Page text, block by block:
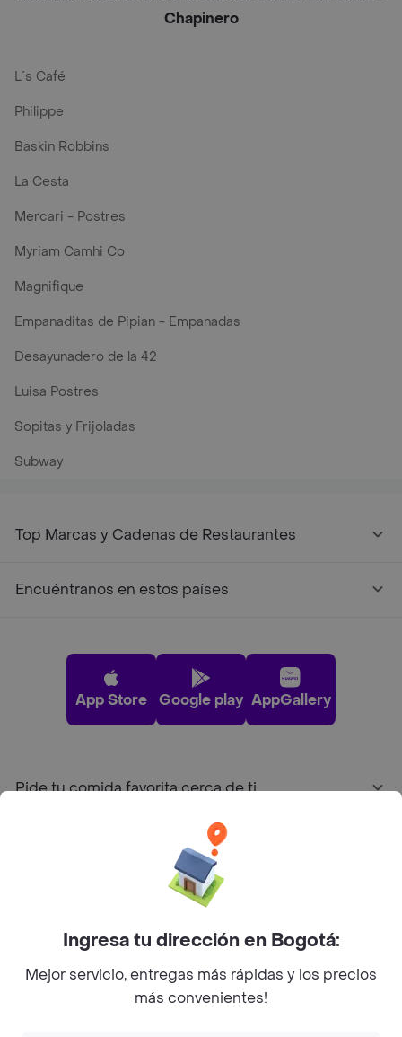
Chapinero
L´s Café
Philippe
Baskin Robbins
La Cesta
Mercari - Postres
Myriam Camhi Co
Magnifique
Empanaditas de Pipian - Empanadas
Desayunadero de la 42
Luisa Postres
Sopitas y Frijoladas
Subway
Top Marcas y Cadenas de Restaurantes
Encuéntranos en estos países
App Store Google play AppGallery
Pide tu comida favorita cerca de ti
Sobre Rappi
Facebook
Twitter
Instagram
Ingresa tu dirección en Bogotá:
Mejor servicio, entregas más rápidas y los precios
más convenientes!